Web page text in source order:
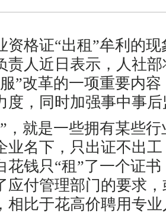
格证“出租”牟利的现
责人近日表示，人社
”改革的一项重要内
度，同时加强事中事
就是一些拥有某些行
业名下，只出证不出
花钱只“租”了一个证
应付管理部门的要求
相比于花高价聘用专